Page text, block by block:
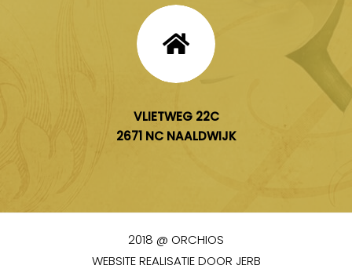
VLIETWEG 22C
2671 NC NAALDWIJK
2018 @ ORCHIOS
WEBSITE REALISATIE DOOR JERB